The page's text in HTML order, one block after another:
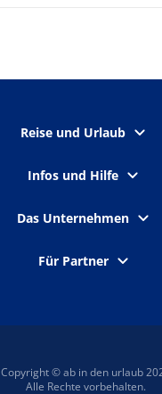
Reise und Urlaub
Infos und Hilfe
Das Unternehmen
Für Partner
Copyright © ab in den urlaub
Alle Rechte vorbehalten.